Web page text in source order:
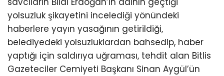
yolsuzluk şikayetini incelediği yönündeki
haberlere yayın yasağının getirildiği,
belediyedeki yolsuzluklardan bahsedip, haber
yaptığı için saldırıya uğraması, tehdit alan Bitlis
Gazeteciler Cemiyeti Başkanı Sinan Aygül’ün